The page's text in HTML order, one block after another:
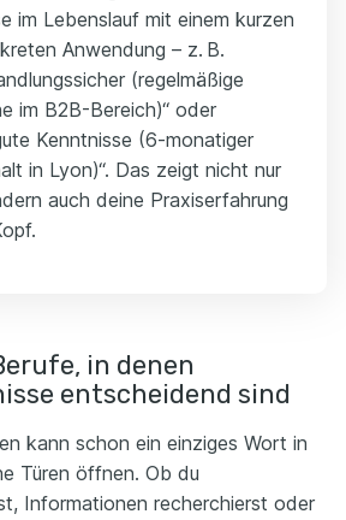
im Lebenslauf mit einem kurzen
Anwendung – z. B.
(regelmäßige
im B2B-Bereich)“ oder
Kenntnisse (6-monatiger
in Lyon)“. Das zeigt nicht nur
auch deine Praxiserfahrung
in denen
entscheidend sind
kann schon ein einziges Wort in
Türen öffnen. Ob du
Informationen recherchierst oder